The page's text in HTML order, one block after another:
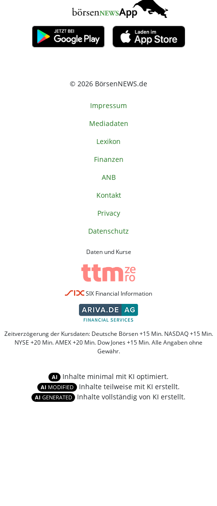
© 2026 BörsenNEWS.de
Impressum
Mediadaten
Lexikon
Finanzen
ANB
Kontakt
Privacy
Datenschutz
Daten und Kurse
SIX Financial Information
Zeitverzögerung der Kursdaten: Deutsche Börsen +15 Min. NASDAQ +15 Min.
NYSE +20 Min. AMEX +20 Min. Dow Jones +15 Min. Alle Angaben ohne
Gewähr.
AI Inhalte minimal mit KI optimiert.
AI MODIFIED Inhalte teilweise mit KI erstellt.
AI GENERATED Inhalte vollständig von KI erstellt.